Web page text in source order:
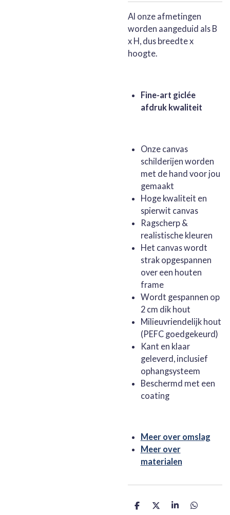
Al onze afmetingen
worden aangeduid als B
x H, dus breedte x
hoogte.
Fine-art giclée
afdruk kwaliteit
Onze canvas
schilderijen worden
met de hand voor jou
gemaakt
Hoge kwaliteit en
spierwit canvas
Ragscherp &
realistische kleuren
Het canvas wordt
strak opgespannen
over een houten
frame
Wordt gespannen op
2 cm dik hout
Milieuvriendelijk hout
(PEFC goedgekeurd)
Kant en klaar
geleverd, inclusief
ophangsysteem
Beschermd met een
coating
Meer over omslag
Meer over
materialen
D
D
S
D